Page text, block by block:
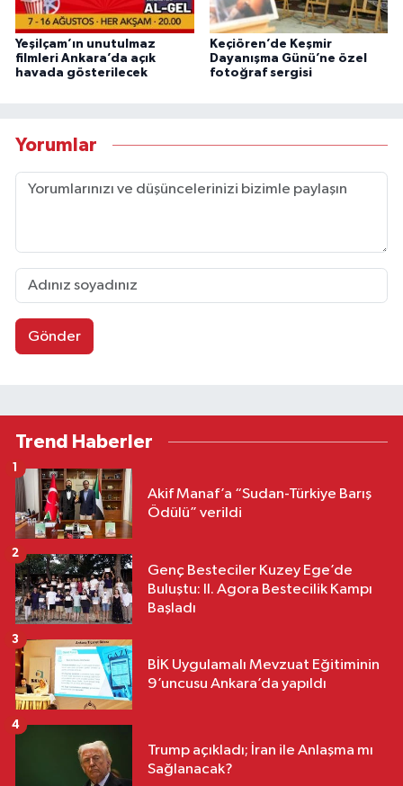
Yeşilçam’ın unutulmaz
filmleri Ankara’da açık
havada gösterilecek
Keçiören’de Keşmir
Dayanışma Günü’ne özel
fotoğraf sergisi
Yorumlar
Gönder
Trend Haberler
Akif Manaf’a “Sudan-Türkiye Barış
Ödülü” verildi
Genç Besteciler Kuzey Ege’de
Buluştu: II. Agora Bestecilik Kampı
Başladı
2
BİK Uygulamalı Mevzuat Eğitiminin
9’uncusu Ankara’da yapıldı
3
Trump açıkladı; İran ile Anlaşma mı
Sağlanacak?
4